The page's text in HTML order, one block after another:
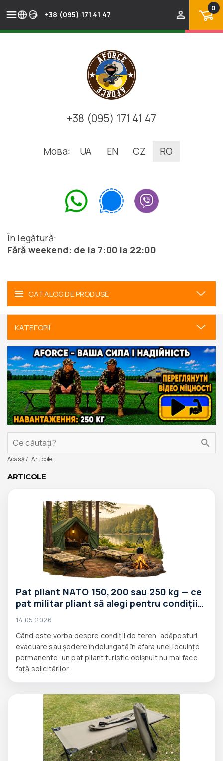
+38 (095) 171 41 47
0
+38 (095) 171 41 47
Мова: UA EN CZ RO
În legătură:
Fără weekend: de la 7:00 la 22:00
CATALOG DE PRODUSE
КАТЕГОРІЇ
Acasă Articole
ARTICOLE
Pat pliant NATO 150, 200 sau 250 kg — ce
pat militar pliant să alegi pentru condiții
14 05 2026
Când este vorba despre condiții de teren, adăposturi,
evacuare sau ședere îndelungată în afara unei locuințe
permanente, un pat pliant turistic obișnuit nu mai face
față solicitărilor.